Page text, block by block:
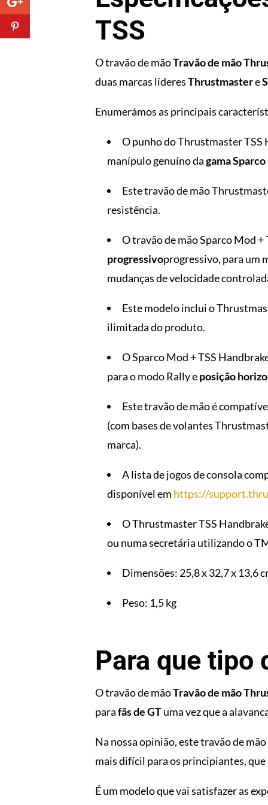
TSS
O travão de mãoTravão de mão
duas marcas líderesThrustmastere
Enumerámos as principais
O punho do Thrustmaster TSS
manípulo genuíno dagama
Este travão de mão
resistência.
O travão de mão Sparco Mod +
progressivoprogressivo, para um
mudanças de velocidade
Este modelo inclui o
ilimitada do produto.
O Sparco Mod + TSS
para o modo Rally eposição
Este travão de mão é
(com bases de volantes
marca).
A lista de jogos de consola
disponível em https://
O Thrustmaster TSS
ou numa secretária utilizando o
Dimensões: 25,8 x 32,7 x 13,6
Peso: 1,5 kg
Para que tipo
O travão de mãoTravão de mão
parafãs de GTuma vez que a
Na nossa opinião, este travão de
mais difícil para os principiantes,
É um modelo que vai satisfazer as